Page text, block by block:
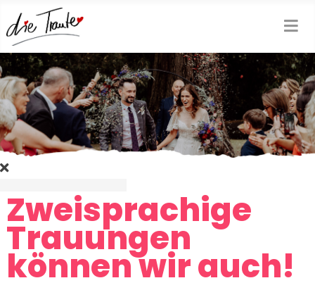
Zweisprachige
Trauungen
können wir auch!